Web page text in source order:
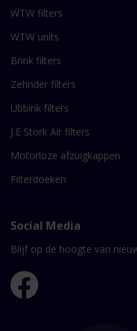
WTW filters
WTW units
Brink filters
Zehnder filters
Ubbink filters
J.E Stork Air filters
Motorloze afzuigkappen
Filterdoeken
Social Media
Blijf op de hoogte van